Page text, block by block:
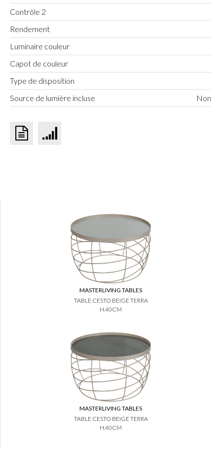
MASTERLIVING TABLES
TABLE CESTO BEIGE TERRA
H.40CM
MASTERLIVING TABLES
TABLE CESTO BEIGE TERRA
H.40CM
Contrôle 2
Rendement
Luminaire couleur
Capot de couleur
Type de disposition
Source de lumière incluse
Non